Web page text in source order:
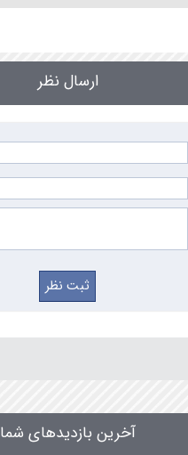
ارسال نظر
آخرین بازدیدهای شما